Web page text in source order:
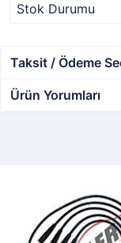
Stok Durumu
Taksit / Ödeme
Ürün Yorumları